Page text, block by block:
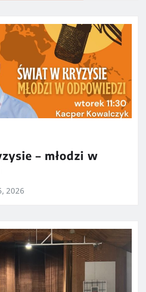
– młodzi w
2026